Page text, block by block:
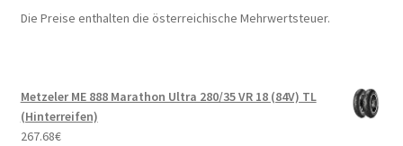
Die Preise enthalten die österreichische Mehrwertsteuer.
Metzeler ME 888 Marathon Ultra 280/35 VR 18 (84V) TL
(Hinterreifen)
267.68€